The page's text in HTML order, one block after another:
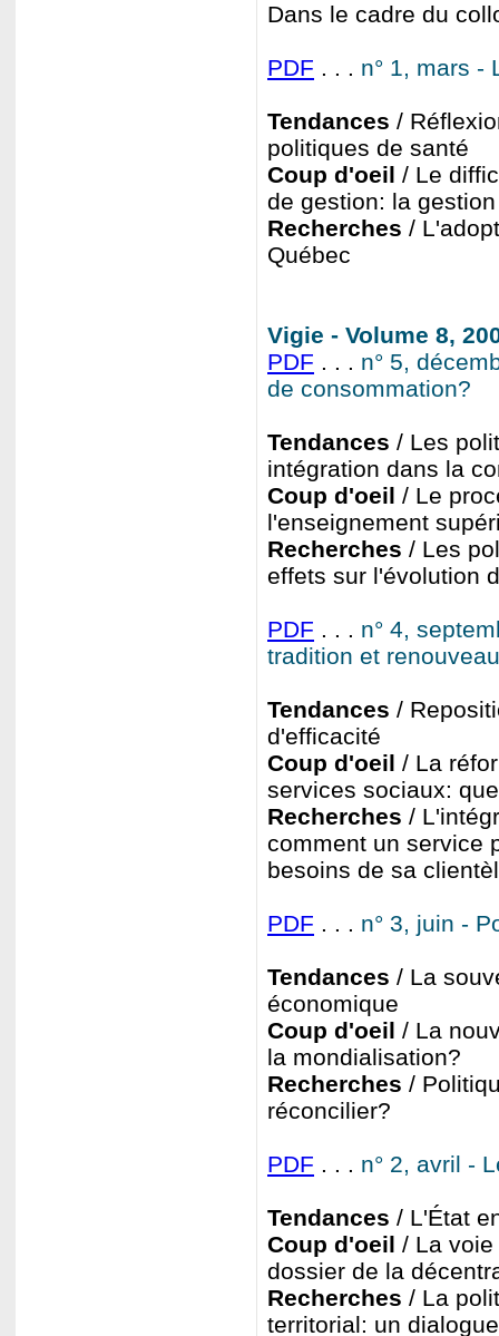
Dans le cadre du
PDF . . . n° 1, mars -
Tendances /
politiques de santé
Coup d'oeil / Le
de gestion: la
Recherches /
Québec
Vigie - Volume 8,
PDF . . . n° 5,
de consommation?
Tendances / Les
intégration dans la
Coup d'oeil / Le
l'enseignement
Recherches / Les
effets sur l'évolution
PDF . . . n° 4,
tradition et renouveau
Tendances /
d'efficacité
Coup d'oeil / La
services sociaux:
Recherches /
comment un service
besoins de sa
PDF . . . n° 3, juin -
Tendances / La
économique
Coup d'oeil / La
la mondialisation?
Recherches /
réconcilier?
PDF . . . n° 2, avril -
Tendances / L'État
Coup d'oeil / La
dossier de la
Recherches / La
territorial: un